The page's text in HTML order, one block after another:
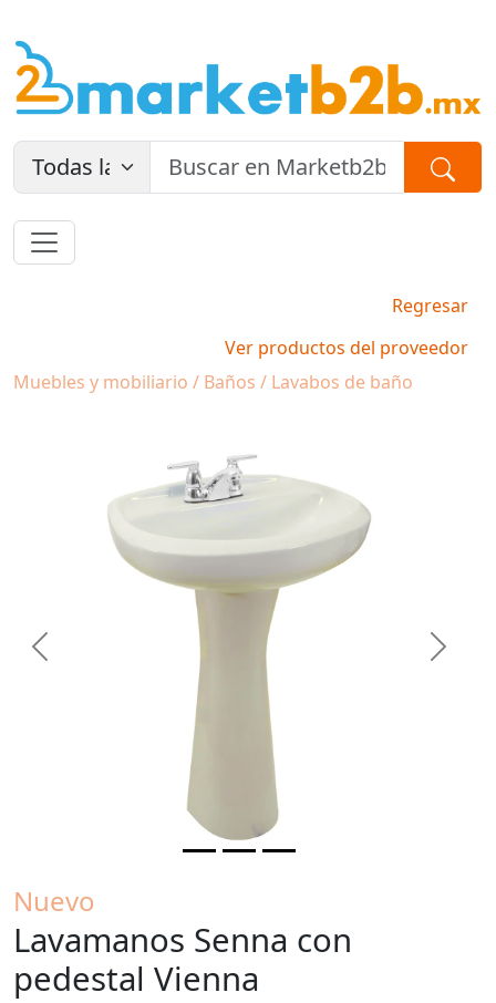
Regresar
Ver productos del proveedor
Muebles y mobiliario / Baños / Lavabos de baño
Previous Next
Nuevo
Lavamanos Senna con
pedestal Vienna